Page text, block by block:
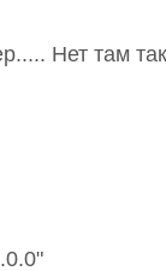
Нет там